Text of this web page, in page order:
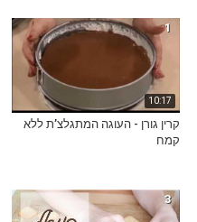
10:17
1
קרין גורן - העוגה המתגלצ’ת ללא
קמח
3